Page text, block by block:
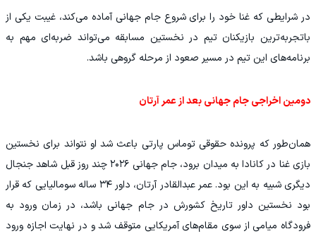
در شرایطی که غنا خود را برای شروع جام جهانی آماده می‌کند، غیبت یکی از
باتجربه‌ترین بازیکنان تیم در نخستین مسابقه می‌تواند ضربه‌ای مهم به
برنامه‌های این تیم در مسیر صعود از مرحله گروهی باشد.
دومین اخراجی جام جهانی بعد از عمر آرتان
همان‌طور که پرونده حقوقی توماس پارتی باعث شد او نتواند برای نخستین
بازی غنا در کانادا به میدان برود، جام جهانی ۲۰۲۶ چند روز قبل شاهد جنجال
دیگری شبیه به این بود. عمر عبدالقادر آرتان، داور ۳۴ ساله سومالیایی که قرار
بود نخستین داور تاریخ کشورش در جام جهانی باشد، در زمان ورود به
فرودگاه میامی از سوی مقام‌های آمریکایی متوقف شد و در نهایت اجازه ورود